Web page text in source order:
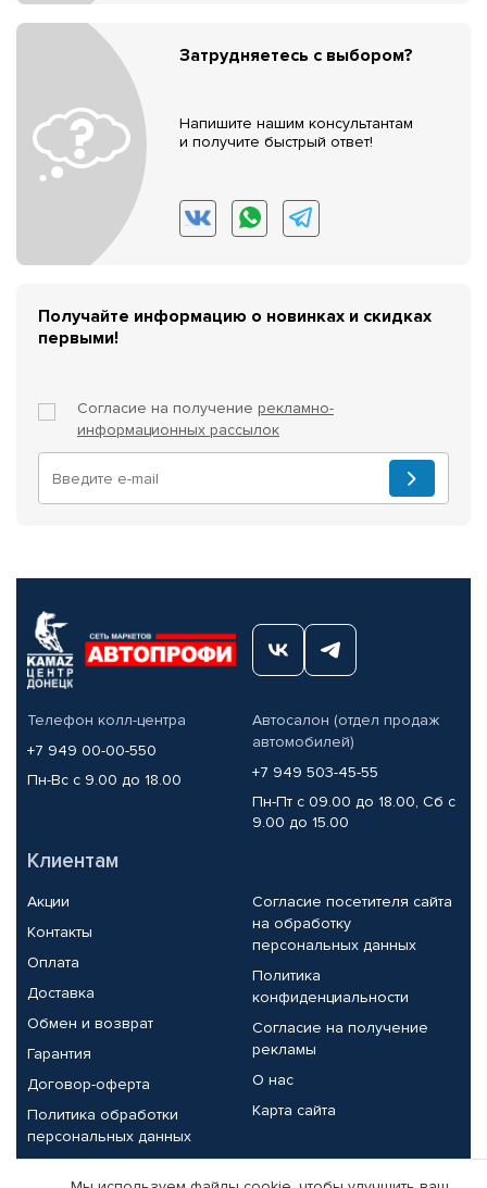
Затрудняетесь с выбором?
Напишите нашим консультантам
и получите быстрый ответ!
Получайте информацию о новинках и скидках
первыми!
Согласие на получение рекламно-
информационных рассылок
Телефон колл-центра
+7 949 00-00-550
Пн-Вс с 9.00 до 18.00
Автосалон (отдел продаж
автомобилей)
+7 949 503-45-55
Пн-Пт с 09.00 до 18.00, Сб с
9.00 до 15.00
Клиентам
Акции
Контакты
Оплата
Доставка
Обмен и возврат
Гарантия
Договор-оферта
Политика обработки
персональных данных
Согласие посетителя сайта
на обработку
персональных данных
Политика
конфиденциальности
Согласие на получение
рекламы
О нас
Карта сайта